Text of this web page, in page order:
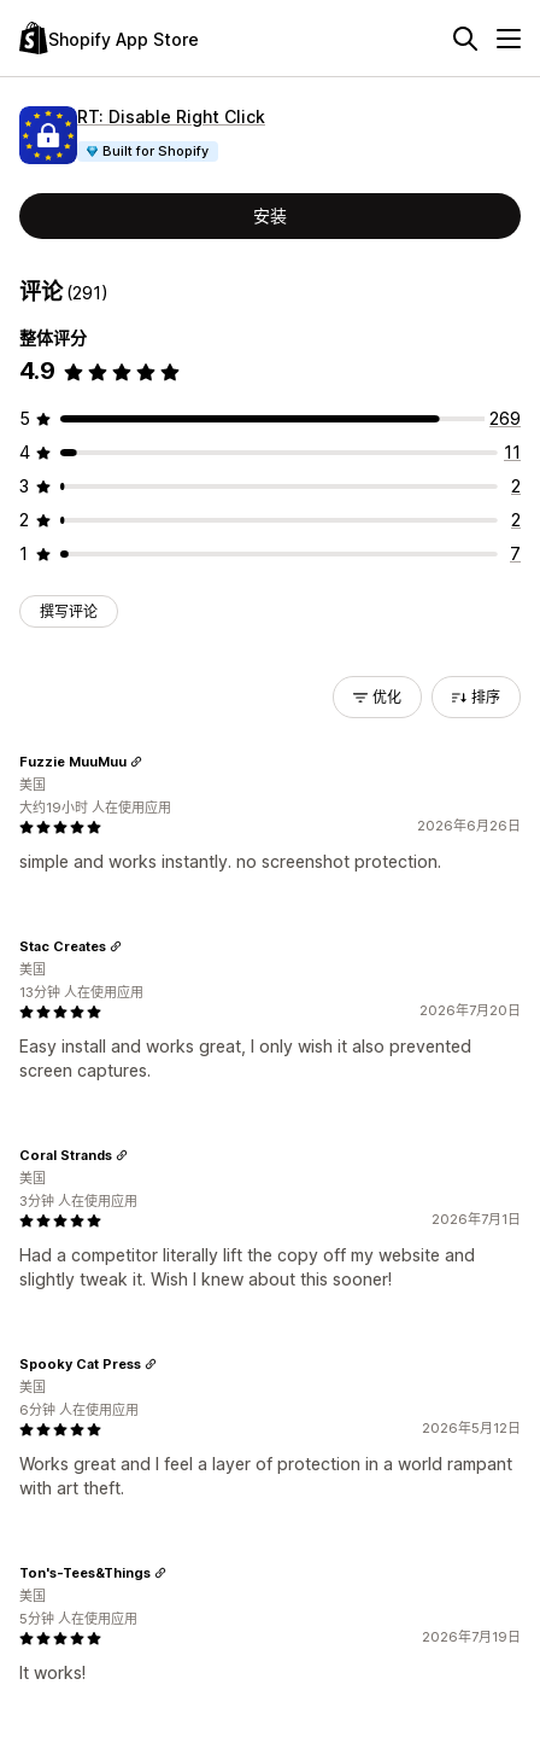
Shopify App Store
RT: Disable Right Click
Built for Shopify
安装
评论(291)
整体评分
4.9
5
269
4
11
3
2
2
2
1
7
撰写评论
优化 排序
2026年6月26日
simple and works instantly. no screenshot protection.
Fuzzie MuuMuu
美国
大约19小时 人在使用应用
2026年7月20日
Easy install and works great, I only wish it also prevented
screen captures.
Stac Creates
美国
13分钟 人在使用应用
2026年7月1日
Had a competitor literally lift the copy off my website and
slightly tweak it. Wish I knew about this sooner!
Coral Strands
美国
3分钟 人在使用应用
2026年5月12日
Works great and I feel a layer of protection in a world rampant
with art theft.
Spooky Cat Press
美国
6分钟 人在使用应用
2026年7月19日
It works!
Ton's-Tees&Things
美国
5分钟 人在使用应用